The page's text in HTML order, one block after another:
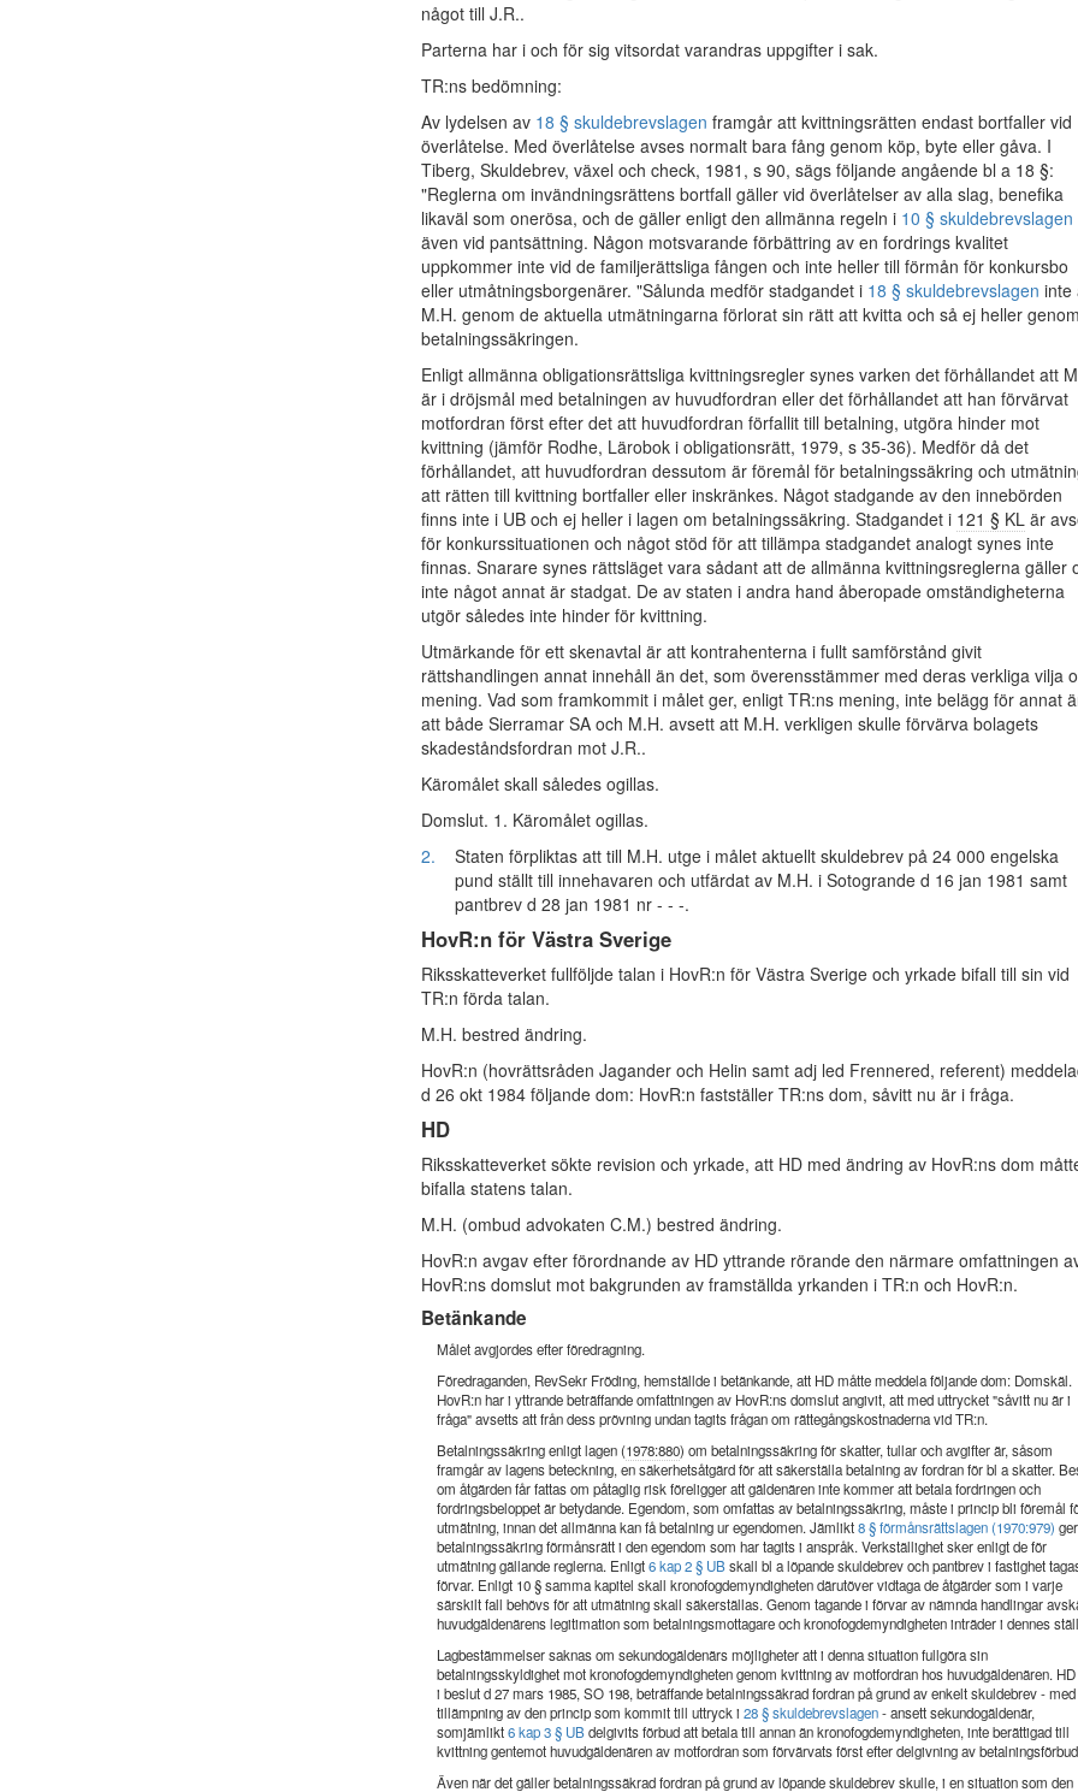
något till J.R..
Parterna har i och för sig vitsordat varandras uppgifter i sak.
TR:ns bedömning:
Av lydelsen av 18 § skuldebrevslagen framgår att kvittningsrätten endast bortfaller vid
överlåtelse. Med överlåtelse avses normalt bara fång genom köp, byte eller gåva. I
Tiberg, Skuldebrev, växel och check, 1981, s 90, sägs följande angående bl a 18 §:
"Reglerna om invändningsrättens bortfall gäller vid överlåtelser av alla slag, benefika
likaväl som onerösa, och de gäller enligt den allmänna regeln i 10 § skuldebrevslagen
även vid pantsättning. Någon motsvarande förbättring av en fordrings kvalitet
uppkommer inte vid de familjerättsliga fången och inte heller till förmån för konkursbo
eller utmåtningsborgenärer. "Sålunda medför stadgandet i 18 § skuldebrevslagen inte
M.H. genom de aktuella utmätningarna förlorat sin rätt att kvitta och så ej heller genom
betalningssäkringen.
Enligt allmänna obligationsrättsliga kvittningsregler synes varken det förhållandet att
är i dröjsmål med betalningen av huvudfordran eller det förhållandet att han förvärvat
motfordran först efter det att huvudfordran förfallit till betalning, utgöra hinder mot
kvittning (jämför Rodhe, Lärobok i obligationsrätt, 1979, s 35-36). Medför då det
förhållandet, att huvudfordran dessutom är föremål för betalningssäkring och
att rätten till kvittning bortfaller eller inskränkes. Något stadgande av den innebörden
finns inte i UB och ej heller i lagen om betalningssäkring. Stadgandet i 121 § KL är
för konkurssituationen och något stöd för att tillämpa stadgandet analogt synes inte
finnas. Snarare synes rättsläget vara sådant att de allmänna kvittningsreglerna gäller
inte något annat är stadgat. De av staten i andra hand åberopade omständigheterna
utgör således inte hinder för kvittning.
Utmärkande för ett skenavtal är att kontrahenterna i fullt samförstånd givit
rättshandlingen annat innehåll än det, som överensstämmer med deras verkliga vilja
mening. Vad som framkommit i målet ger, enligt TR:ns mening, inte belägg för annat
att både Sierramar SA och M.H. avsett att M.H. verkligen skulle förvärva bolagets
skadeståndsfordran mot J.R..
Käromålet skall således ogillas.
Domslut. 1. Käromålet ogillas.
2.
Staten förpliktas att till M.H. utge i målet aktuellt skuldebrev på 24 000 engelska
pund ställt till innehavaren och utfärdat av M.H. i Sotogrande d 16 jan 1981 samt
pantbrev d 28 jan 1981 nr - - -.
HovR:n för Västra Sverige
Riksskatteverket fullföljde talan i HovR:n för Västra Sverige och yrkade bifall till sin vid
TR:n förda talan.
M.H. bestred ändring.
HovR:n (hovrättsråden Jagander och Helin samt adj led Frennered, referent)
d 26 okt 1984 följande dom: HovR:n fastställer TR:ns dom, såvitt nu är i fråga.
HD
Riksskatteverket sökte revision och yrkade, att HD med ändring av HovR:ns dom
bifalla statens talan.
M.H. (ombud advokaten C.M.) bestred ändring.
HovR:n avgav efter förordnande av HD yttrande rörande den närmare omfattningen
HovR:ns domslut mot bakgrunden av framställda yrkanden i TR:n och HovR:n.
Betänkande
Målet avgjordes efter föredragning.
Föredraganden, RevSekr Fröding, hemställde i betänkande, att HD måtte meddela följande dom: Domskäl.
HovR:n har i yttrande beträffande omfattningen av HovR:ns domslut angivit, att med uttrycket "såvitt nu är i
fråga" avsetts att från dess prövning undan tagits frågan om rättegångskostnaderna vid TR:n.
Betalningssäkring enligt lagen (1978:880) om betalningssäkring för skatter, tullar och avgifter är, såsom
framgår av lagens beteckning, en säkerhetsåtgärd för att säkerställa betalning av fordran för bl a skatter.
om åtgärden får fattas om påtaglig risk föreligger att gäldenären inte kommer att betala fordringen och
fordringsbeloppet är betydande. Egendom, som omfattas av betalningssäkring, måste i princip bli föremål
utmätning, innan det allmänna kan få betalning ur egendomen. Jämlikt8 § förmånsrättslagen (1970:979) ger
betalningssäkring förmånsrätt i den egendom som har tagits i anspråk. Verkställighet sker enligt de för
utmätning gällande reglerna. Enligt6 kap 2 § UBskall bl a löpande skuldebrev och pantbrev i fastighet
förvar. Enligt 10 § samma kapitel skall kronofogdemyndigheten därutöver vidtaga de åtgärder som i varje
särskilt fall behövs för att utmätning skall säkerställas. Genom tagande i förvar av nämnda handlingar
huvudgäldenärens legitimation som betalningsmottagare och kronofogdemyndigheten inträder i dennes
Lagbestämmelser saknas om sekundogäldenärs möjligheter att i denna situation fullgöra sin
betalningsskyldighet mot kronofogdemyndigheten genom kvittning av motfordran hos huvudgäldenären.
i beslut d 27 mars 1985, SO 198, beträffande betalningssäkrad fordran på grund av enkelt skuldebrev - med
tillämpning av den princip som kommit till uttryck i28 § skuldebrevslagen- ansett sekundogäldenär,
somjämlikt6 kap 3 § UBdelgivits förbud att betala till annan än kronofogdemyndigheten, inte berättigad till
kvittning gentemot huvudgäldenären av motfordran som förvärvats först efter delgivning av
Även när det gäller betalningssäkrad fordran på grund av löpande skuldebrev skulle, i en situation som den